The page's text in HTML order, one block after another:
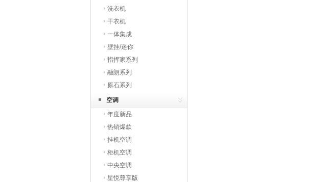
洗衣机
干衣机
一体集成
壁挂/迷你
指挥家系列
融朗系列
原石系列
空调
年度新品
热销爆款
挂机空调
柜机空调
中央空调
星悦尊享版